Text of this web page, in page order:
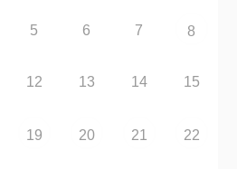
5 6 7 8
12 13 14 15
19 20 21 22